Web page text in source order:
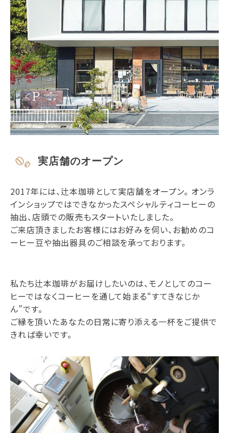
実店舗のオープン
2017年には、辻本珈琲として実店舗をオープン。 オンラ
インショップではできなかったスペシャルティコーヒーの
抽出、店頭での販売もスタートいたしました。
ご来店頂きましたお客様にはお好みを伺い、お勧めのコ
ーヒー豆や抽出器具のご相談を承っております。
私たち辻本珈琲がお届けしたいのは、モノとしてのコー
ヒーではなくコーヒーを通して始まる“すてきなじか
ん”です。
ご縁を頂いたあなたの日常に寄り添える一杯をご提供で
きれば幸いです。